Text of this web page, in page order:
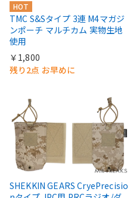
HOT
TMC S&Sタイプ 3連 M4マガジ
ンポーチ マルチカム 実物生地
使用
￥1,800
残り2点 お早めに
SHEKKIN GEARS CryePrecisio